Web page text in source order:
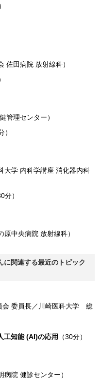
田病院 放射線科）
管理センター）
）
学 内科学講座 消化器内科
分）
中央病院 放射線科）
に関連する最近のトピック
会 委員長／川崎医科大学 総
工知能 (AI)の応用 （30分）
院 健診センター）